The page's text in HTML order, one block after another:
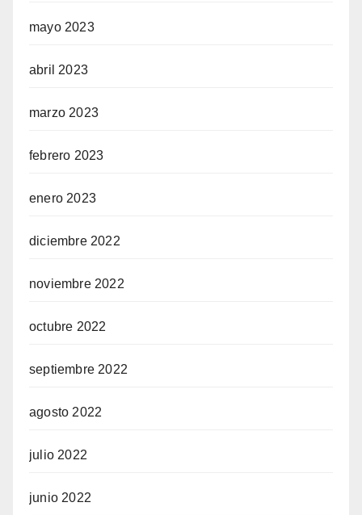
mayo 2023
abril 2023
marzo 2023
febrero 2023
enero 2023
diciembre 2022
noviembre 2022
octubre 2022
septiembre 2022
agosto 2022
julio 2022
junio 2022